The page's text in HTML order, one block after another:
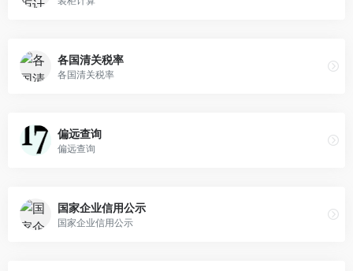
各国清关税率
各国清关税率
偏远查询
偏远查询
国家企业信用公示
国家企业信用公示